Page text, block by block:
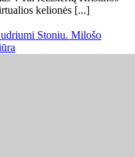
kelionės [...]
Stoniu. Milošo